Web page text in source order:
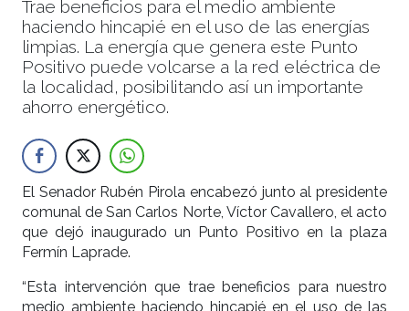
Trae beneficios para el medio ambiente
haciendo hincapié en el uso de las energías
limpias. La energía que genera este Punto
Positivo puede volcarse a la red eléctrica de
la localidad, posibilitando así un importante
ahorro energético.
El Senador Rubén Pirola encabezó junto al presidente
comunal de San Carlos Norte, Víctor Cavallero, el acto
que dejó inaugurado un Punto Positivo en la plaza
Fermín Laprade.
“Esta intervención que trae beneficios para nuestro
medio ambiente haciendo hincapié en el uso de las